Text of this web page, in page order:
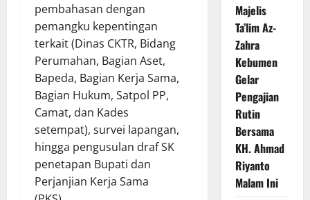
pembahasan dengan
pemangku kepentingan
terkait (Dinas CKTR, Bidang
Perumahan, Bagian Aset,
Bapeda, Bagian Kerja Sama,
Bagian Hukum, Satpol PP,
Camat, dan Kades
setempat), survei lapangan,
hingga pengusulan draf SK
penetapan Bupati dan
Perjanjian Kerja Sama
Majelis
Ta’lim Az-
Zahra
Kebumen
Gelar
Pengajian
Rutin
Bersama
KH. Ahmad
Riyanto
Malam Ini